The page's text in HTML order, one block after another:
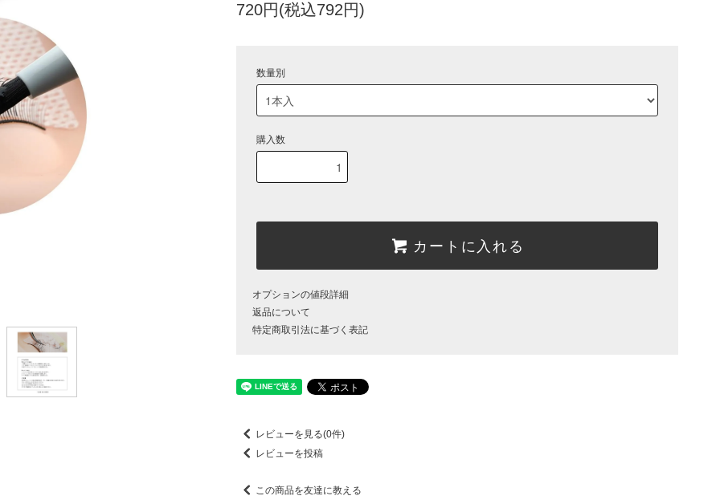
720円(税込792円)
数量別
購入数
カートに入れる
オプションの値段詳細
返品について
特定商取引法に基づく表記
レビューを見る(0件)
レビューを投稿
この商品を友達に教える